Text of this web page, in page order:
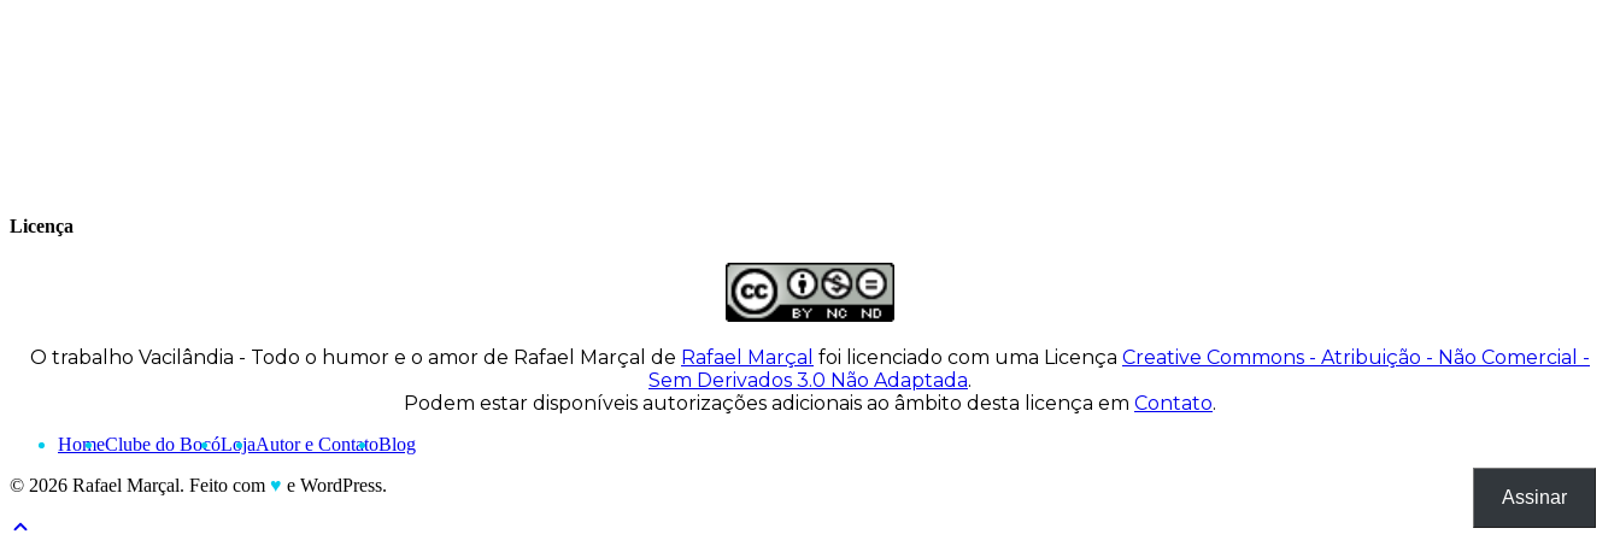
Licença
O trabalho Vacilândia - Todo o humor e o amor de Rafael Marçal de Rafael Marçal foi licenciado com uma Licença Creative Commons - Atribuição - Não Comercial -
Sem Derivados 3.0 Não Adaptada.
Podem estar disponíveis autorizações adicionais ao âmbito desta licença em Contato.
HomeClube do BocóLojaAutor e ContatoBlog
© 2026 Rafael Marçal. Feito com ♥ e WordPress.
Assinar